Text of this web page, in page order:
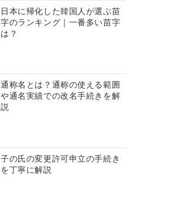
日本に帰化した韓国人が選ぶ苗
字のランキング｜一番多い苗字
は？
通称名とは？通称の使える範囲
や通名実績での改名手続きを解
説
子の氏の変更許可申立の手続き
を丁寧に解説